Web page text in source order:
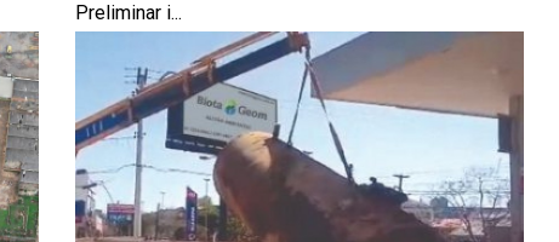
Preliminar i...